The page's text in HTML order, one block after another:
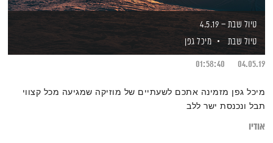
טיול שבת – 4.5.19
טיול שבת
מיכל גפן
04.05.19
01:58:40
מיכל גפן מזמינה אתכם לשעתיים של מוזיקה שמגיעה מכל קצווי
תבל ונכנסת ישר ללב
אודיו